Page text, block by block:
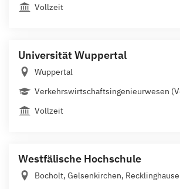
Vollzeit
Universität Wuppertal
Wuppertal
Verkehrswirtschaftsingenieurwesen
Vollzeit
Westfälische Hochschule
Bocholt, Gelsenkirchen,